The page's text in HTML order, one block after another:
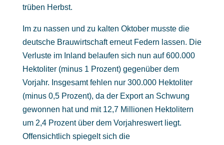
trüben Herbst.
Im zu nassen und zu kalten Oktober musste die
deutsche Brauwirtschaft erneut Federn lassen. Die
Verluste im Inland belaufen sich nun auf 600.000
Hektoliter (minus 1 Prozent) gegenüber dem
Vorjahr. Insgesamt fehlen nur 300.000 Hektoliter
(minus 0,5 Prozent), da der Export an Schwung
gewonnen hat und mit 12,7 Millionen Hektolitern
um 2,4 Prozent über dem Vorjahreswert liegt.
Offensichtlich spiegelt sich die